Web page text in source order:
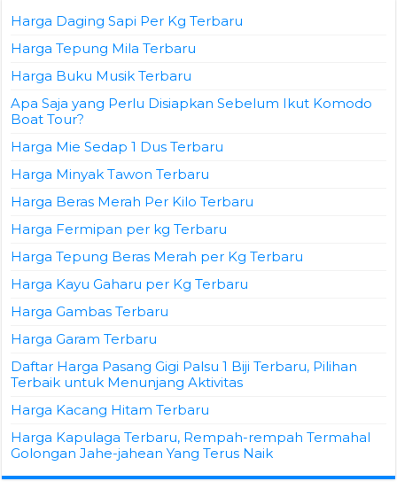
Harga Daging Sapi Per Kg Terbaru
Harga Tepung Mila Terbaru
Harga Buku Musik Terbaru
Apa Saja yang Perlu Disiapkan Sebelum Ikut Komodo
Boat Tour?
Harga Mie Sedap 1 Dus Terbaru
Harga Minyak Tawon Terbaru
Harga Beras Merah Per Kilo Terbaru
Harga Fermipan per kg Terbaru
Harga Tepung Beras Merah per Kg Terbaru
Harga Kayu Gaharu per Kg Terbaru
Harga Gambas Terbaru
Harga Garam Terbaru
Daftar Harga Pasang Gigi Palsu 1 Biji Terbaru, Pilihan
Terbaik untuk Menunjang Aktivitas
Harga Kacang Hitam Terbaru
Harga Kapulaga Terbaru, Rempah-rempah Termahal
Golongan Jahe-jahean Yang Terus Naik